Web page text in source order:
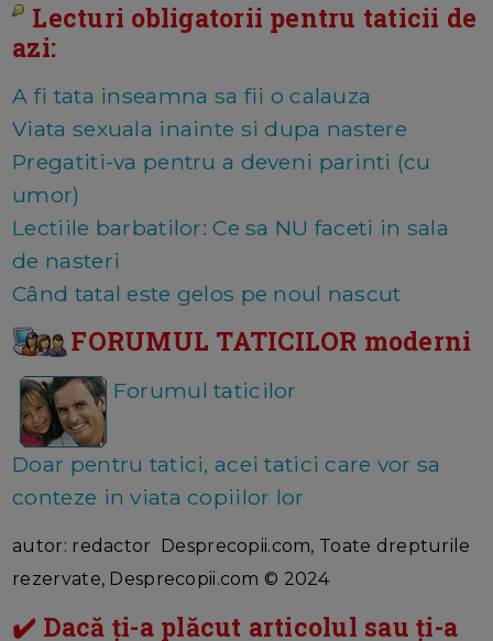
Lecturi obligatorii pentru taticii de
azi:
A fi tata inseamna sa fii o calauza
Viata sexuala inainte si dupa nastere
Pregatiti-va pentru a deveni parinti (cu
umor)
Lectiile barbatilor: Ce sa NU faceti in sala
de nasteri
Când tatal este gelos pe noul nascut
FORUMUL TATICILOR moderni
Forumul taticilor
Doar pentru tatici, acei tatici care vor sa
conteze in viata copiilor lor
autor: redactor Desprecopii.com, Toate drepturile
rezervate, Desprecopii.com © 2024
✔️ Dacă ți-a plăcut articolul sau ți-a